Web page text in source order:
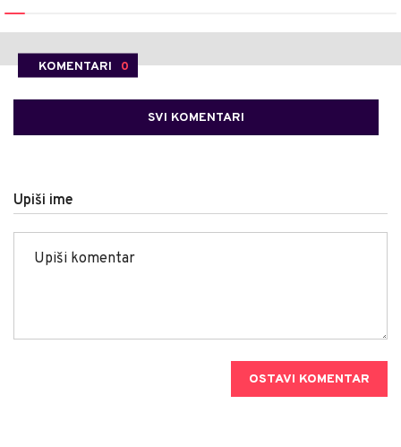
KOMENTARI 0
SVI KOMENTARI
Upiši ime
OSTAVI KOMENTAR